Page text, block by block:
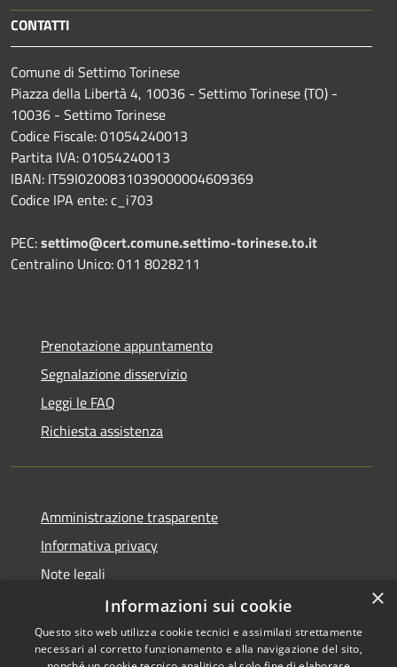
CONTATTI
Comune di Settimo Torinese
Piazza della Libertà 4, 10036 - Settimo Torinese (TO) -
10036 - Settimo Torinese
Codice Fiscale: 01054240013
Partita IVA: 01054240013
IBAN: IT59I0200831039000004609369
Codice IPA ente: c_i703
PEC:settimo@cert.comune.settimo-torinese.to.it
Centralino Unico: 011 8028211
Prenotazione appuntamento
Segnalazione disservizio
Leggi le FAQ
Richiesta assistenza
Amministrazione trasparente
Informativa privacy
Note legali
Dichiarazione di accessibilità
×
Informazioni sui cookie
Questo sito web utilizza cookie tecnici e assimilati strettamente
necessari al corretto funzionamento e alla navigazione del sito,